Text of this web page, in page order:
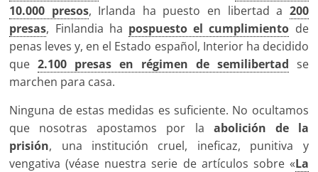
10.000 presos, Irlanda ha puesto en libertad a 200
presas, Finlandia ha pospuesto el cumplimiento de
penas leves y, en el Estado español, Interior ha decidido
que2.100 presas en régimen de semilibertad se
marchen para casa.
Ninguna de estas medidas es suficiente. No ocultamos
que nosotras apostamos por la abolición de la
prisión, una institución cruel, ineficaz, punitiva y
vengativa (véase nuestra serie de artículos sobre «La